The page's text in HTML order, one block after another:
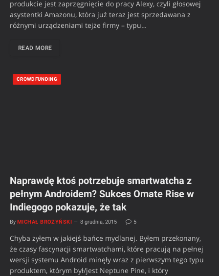
produkcie jest zaprzęgnięcie do pracy Alexy, czyli głosowej
asystentki Amazonu, która już teraz jest sprzedawana z
różnymi urządzeniami tejże firmy – typu…
READ MORE
CROWDFUNDING
Naprawdę ktoś potrzebuje smartwatcha z
pełnym Androidem? Sukces Omate Rise w
Indiegogo pokazuje, że tak
By MICHAŁ BROŻYŃSKI 8 grudnia, 2015 5
Chyba żyłem w jakiejś bańce mydlanej. Byłem przekonany,
że czasy fascynacji smartwatchami, które pracują na pełnej
wersji systemu Android minęły wraz z pierwszym tego typu
produktem, którym był/jest Neptune Pine, i który